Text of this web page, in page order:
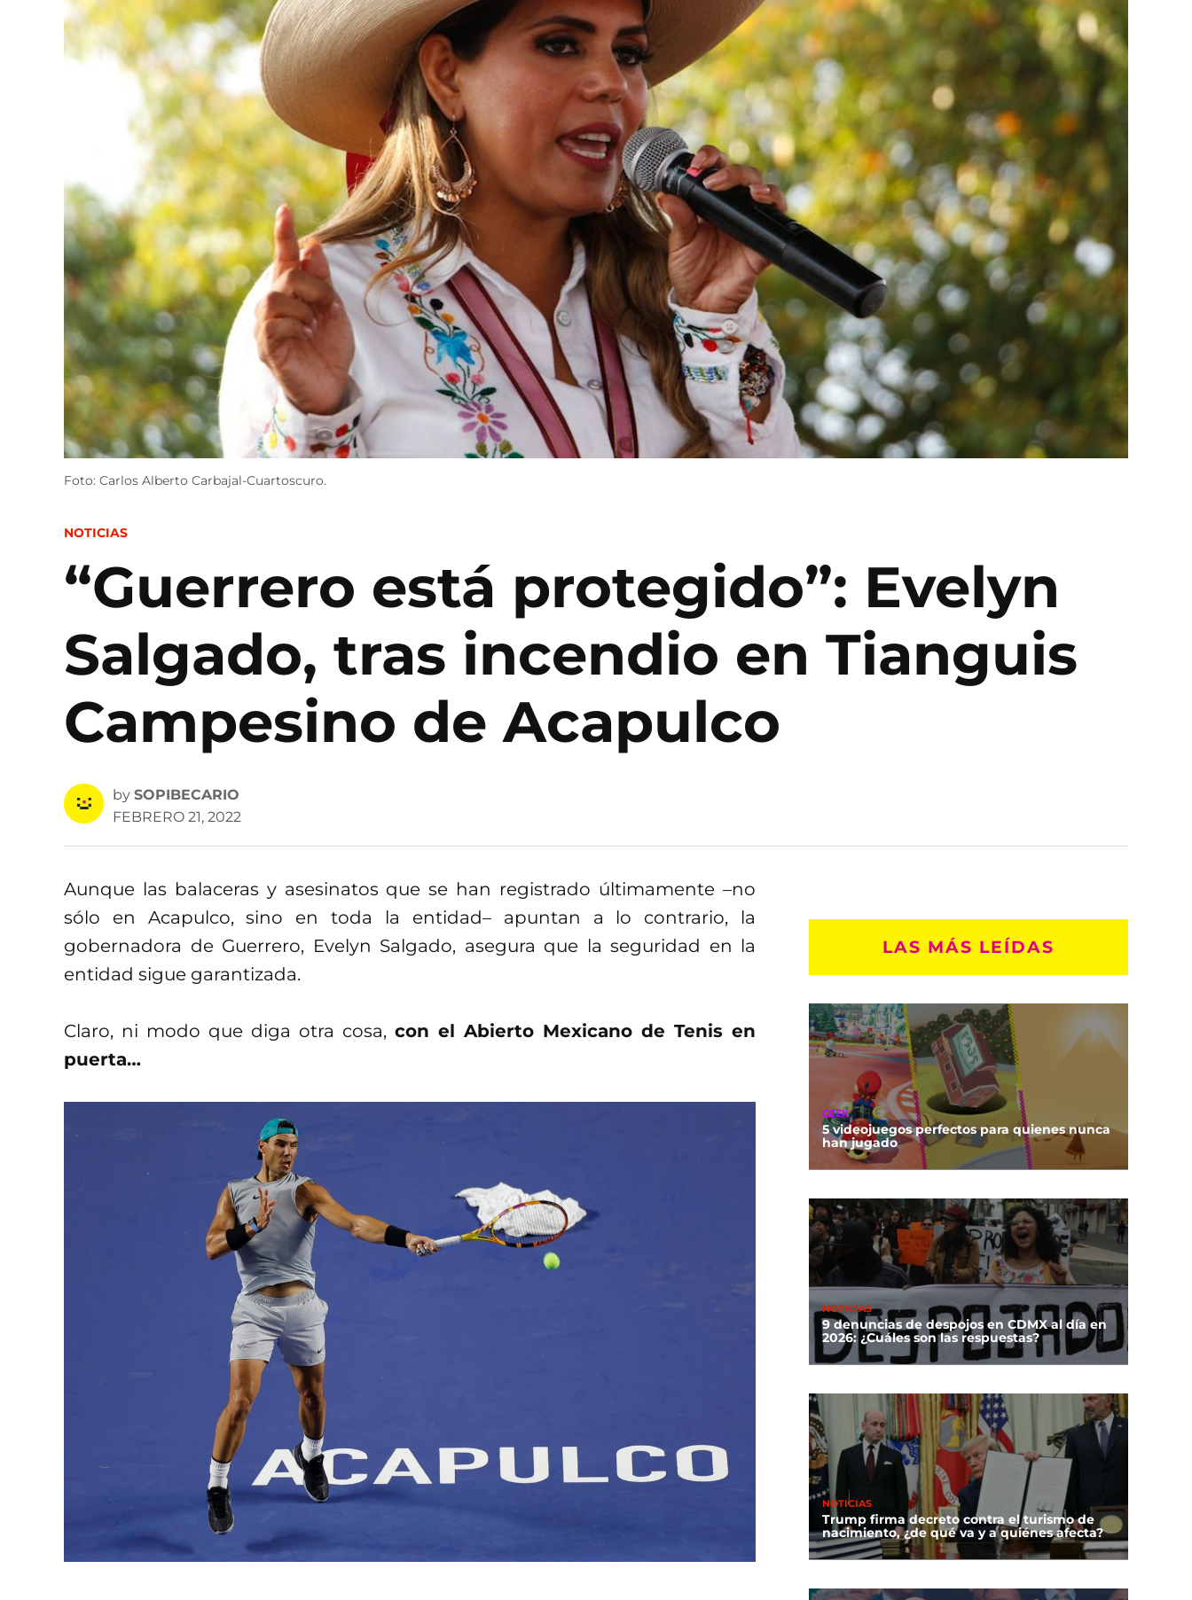
Foto: Carlos Alberto Carbajal-Cuartoscuro.
POSTED
NOTICIAS
“Guerrero está protegido”: Evelyn
Salgado, tras incendio en Tianguis
Campesino de Acapulco
by SOPIBECARIO
FEBRERO 21, 2022
Aunque las balaceras y asesinatos que se han registrado últimamente –no
sólo en Acapulco, sino en toda la entidad– apuntan a lo contrario, la
gobernadora de Guerrero, Evelyn Salgado, asegura que la seguridad en la
entidad sigue garantizada.
Claro, ni modo que diga otra cosa, con el Abierto Mexicano de Tenis en
puerta…
LAS MÁS LEÍDAS
GEEK
5 videojuegos perfectos para quienes nunca
han jugado
NOTICIAS
9 denuncias de despojos en CDMX al día en
2026: ¿Cuáles son las respuestas?
NOTICIAS
Trump firma decreto contra el turismo de
nacimiento, ¿de qué va y a quiénes afecta?